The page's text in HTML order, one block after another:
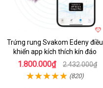
Trứng rung Svakom Edeny điều
khiển app kích thích kín đáo
1.800.000₫ 2.432.000₫
(820)